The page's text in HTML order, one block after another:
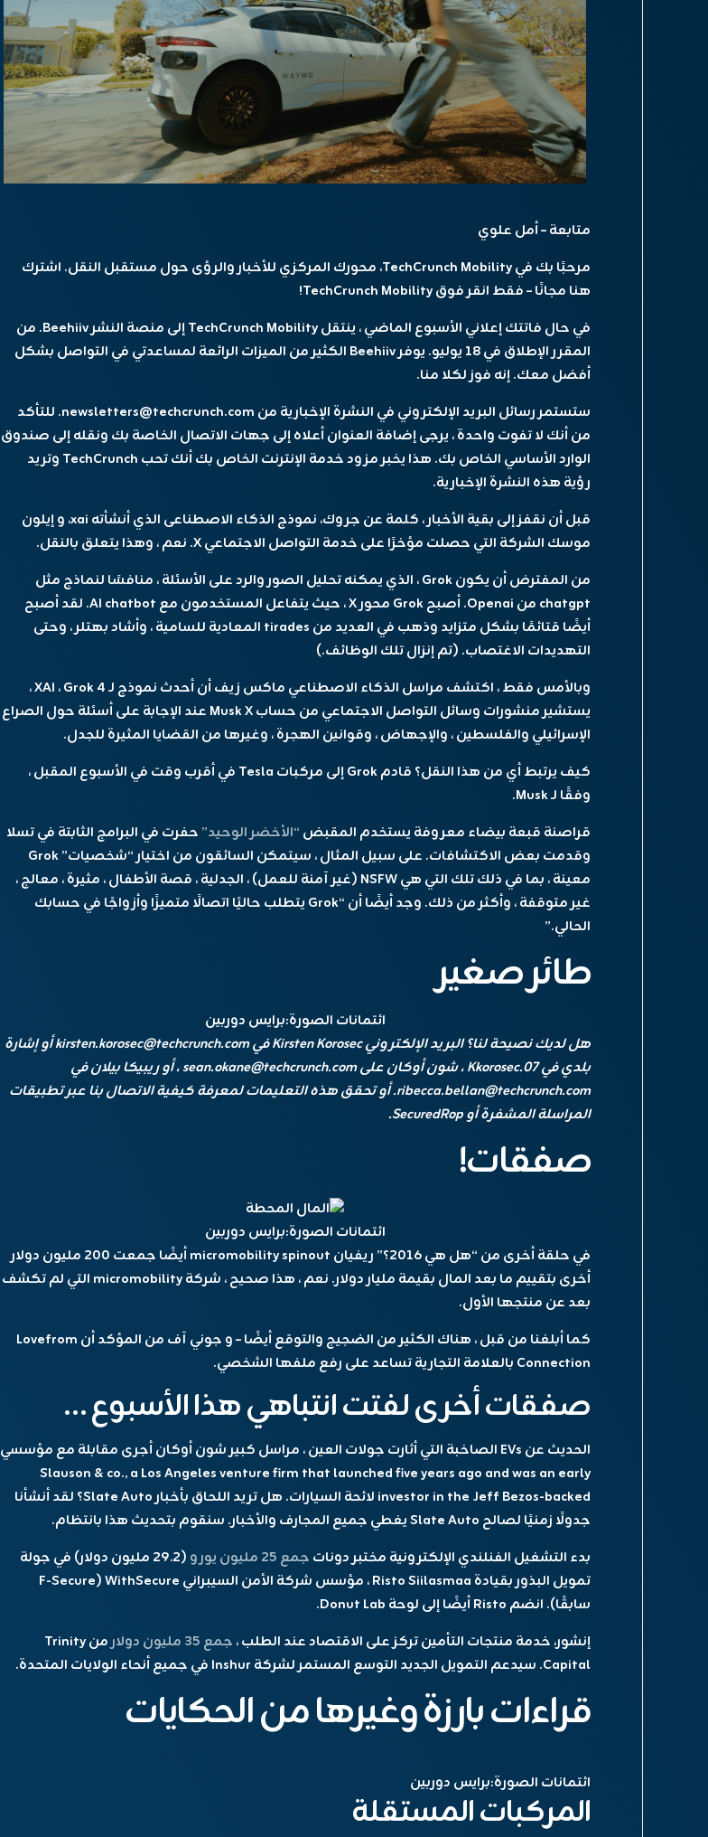
متابعة – أمل علوي
مرحبًا بك فيTechCrunch Mobility، محورك المركزي للأخبار والرؤى حول مستقبل النقل. اشترك
هنا مجانًا – فقط انقر فوق TechCrunch Mobility!
في حال فاتتك إعلاني الأسبوع الماضي ، ينتقل TechCrunch Mobility إلى منصة النشر Beehiiv.
من
المقرر الإطلاق في 18 يوليو.
يوفر Beehiiv الكثير من الميزات الرائعة لمساعدتي في التواصل بشكل
أفضل معك. إنه فوز لكلا منا.
ستستمر رسائل البريد الإلكتروني في النشرة الإخبارية من newsletters@techcrunch.com. للتأكد
من أنك لا تفوت واحدة ، يرجى إضافة العنوان أعلاه إلى جهات الاتصال الخاصة بك ونقله إلى صندوق
الوارد الأساسي الخاص بك. هذا يخبر مزود خدمة الإنترنت الخاص بك أنك تحب TechCrunch وتريد
رؤية هذه النشرة الإخبارية.
قبل أن نقفز إلى بقية الأخبار ، كلمة عن جروك، نموذج الذكاء الاصطناعى الذي أنشأته xai، وإيلون
موسك الشركة التي حصلت مؤخرًا على خدمة التواصل الاجتماعي X. نعم ، وهذا يتعلق بالنقل.
من المفترض أن يكون Grok ، الذي يمكنه تحليل الصور والرد على الأسئلة ، منافسًا لنماذج مثل
chatgpt من Openai. أصبح Grok محور X ، حيث يتفاعل المستخدمون مع AI chatbot. لقد أصبح
أيضًا قتائمًا بشكل متزايد وذهب في العديد من tirades المعادية للسامية ، وأشاد بهتلر ، وحتى
التهديدات الاغتصاب. (تم إنزال تلك الوظائف.)
وبالأمس فقط ، اكتشف مراسل الذكاء الاصطناعي ماكس زيف أن أحدث نموذج لـ XAI ، Grok 4 ،
يستشير منشورات وسائل التواصل الاجتماعي من حساب Musk X عند الإجابة على أسئلة حول الصراع
الإسرائيلي والفلسطين ، والإجهاض ، وقوانين الهجرة ، وغيرها من القضايا المثيرة للجدل.
كيف يرتبط أي من هذا النقل؟ قادم Grok إلى مركبات Tesla في أقرب وقت في الأسبوع المقبل ،
وفقًا لـ Musk.
قراصنة قبعة بيضاء معروفة يستخدم المقبض “الأخضر الوحيد” حفرت في البرامج الثابتة في تسلا
وقدمت بعض الاكتشافات. على سبيل المثال ، سيتمكن السائقون من اختيار “شخصيات” Grok
معينة ، بما في ذلك تلك التي هي NSFW (غير آمنة للعمل) ، الجدلية ، قصة الأطفال ، مثيرة ، معالج ،
غير متوقفة ، وأكثر من ذلك. وجد أيضًا أن “Grok يتطلب حاليًا اتصالًا متميزًا وأزواجًا في حسابك
الحالي.”
طائر صغير
ائتمانات الصورة:برايس دوربين
هل لديك نصيحة لنا؟ البريد الإلكتروني Kirsten Korosec في
kirsten.korosec@techcrunch.comأو إشارة
بلدي في Kkorosec.07 ، شون أوكان على sean.okane@techcrunch.com ، أو ريبيكا بيلان في
ribecca.bellan@techcrunch.com. أو تحققهذه التعليماتلمعرفة كيفية الاتصال بنا عبر تطبيقات
المراسلة المشفرة أو SecuredRop.
صفقات!
ائتمانات الصورة:برايس دوربين
في حلقة أخرى من “هل هي 2016؟”
ريفيان أيضًا
جمعت 200 مليون دولار
أخرى بتقييم ما بعد المال بقيمة مليار دولار. نعم ، هذا صحيح ، شركة micromobility التي لم تكشف
بعد عن منتجها الأول.
كما أبلغنا من قبل ، هناك الكثير من الضجيج والتوقع أيضًا – و جوني آف
من المؤكد أن Lovefrom
Connection بالعلامة التجارية تساعد على رفع ملفها الشخصي.
صفقات أخرى لفتت انتباهي هذا الأسبوع …
الحديث عن EVs الصاخبة التي أثارت جولات العين ، مراسل كبير شون أوكان أجرى مقابلة مع مؤسسي
Slauson & co., a Los Angeles venture firm that launched five years ago and was an early
investor in the Jeff Bezos-backed لائحة السيارات
. هل تريد اللحاق بأخبار Slate Auto؟ لقد أنشأنا
جدولًا زمنيًا لصالح Slate Auto يغطي جميع المجارف والأخبار. سنقوم بتحديث هذا بانتظام.
بدء التشغيل الفنلندي الإلكترونية مختبر دونات جمع 25 مليون يورو
(29.2 مليون دولار) في جولة
تمويل البذور بقيادة Risto Siilasmaa ، مؤسس شركة الأمن السيبراني WithSecure (F-Secure
سابقًا). انضم Risto أيضًا إلى لوحة Donut Lab.
إنشور، خدمة منتجات التأمين تركز على الاقتصاد عند الطلب ، جمع 35 مليون دولار
من Trinity
Capital. سيدعم التمويل الجديد التوسع المستمر لشركة Inshur في جميع أنحاء الولايات المتحدة.
قراءات بارزة وغيرها من الحكايات
ائتمانات الصورة:برايس دوربين
المركبات المستقلة